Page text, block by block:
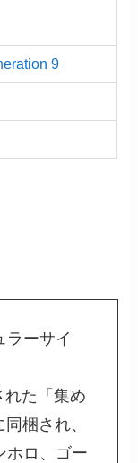
9
ラーサイ
れた「集め
梱され、
ホロ、ゴー